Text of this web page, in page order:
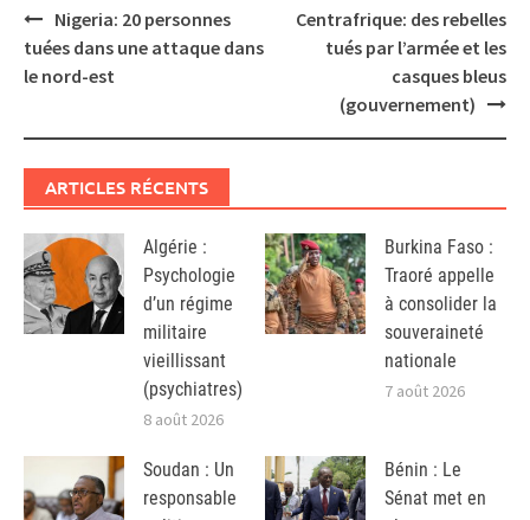
Post
navigation
Nigeria: 20 personnes
tuées dans une attaque dans
le nord-est
Centrafrique: des rebelles
tués par l’armée et les
casques bleus
(gouvernement)
ARTICLES RÉCENTS
Algérie :
Psychologie
d’un régime
militaire
vieillissant
(psychiatres)
8 août 2026
Burkina Faso :
Traoré appelle
à consolider la
souveraineté
nationale
7 août 2026
Soudan : Un
responsable
Bénin : Le
Sénat met en